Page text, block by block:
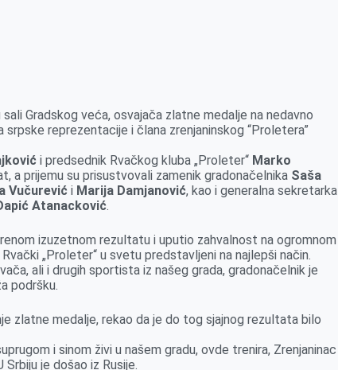
sali Gradskog veća, osvajača zlatne medalje na nedavno
reprezentacije i člana zrenjaninskog “Proletera”
i predsednik Rvačkog kluba „Proleter“ Marko
a prijemu su prisustvovali zamenik gradonačelnika Saša
Vučurević i Marija Damjanović, kao i generalna sekretarka
Atanacković.
izuzetnom rezultatu i uputio zahvalnost na ogromnom
„Proleter“ u svetu predstavljeni na najlepši način.
ali i drugih sportista iz našeg grada, gradonačelnik je
podršku.
zlatne medalje, rekao da je do tog sjajnog rezultata bilo
i sinom živi u našem gradu, ovde trenira, Zrenjaninac
je došao iz Rusije.